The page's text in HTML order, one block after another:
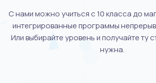
С нами можно учиться с 10 класса до
интегрированные программы
Или выбирайте уровень и получайте ту
нужна.